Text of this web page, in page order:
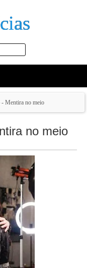
- Mentira no meio
no meio